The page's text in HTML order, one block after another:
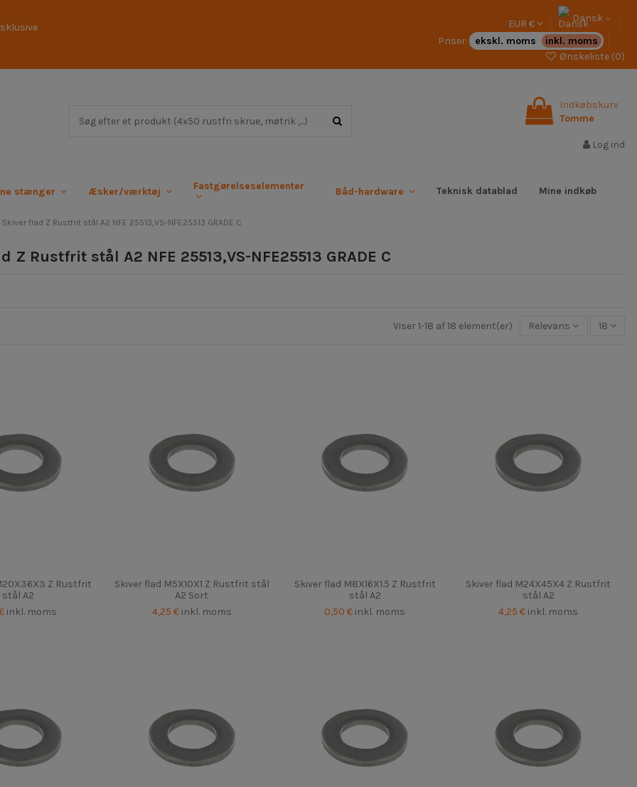
EUR €
Dansk
Priser:
ekskl. moms
inkl. moms
Ønskeliste (0)
Indkøbskurv
Tomme
Log ind
stænger Æsker/værktøj Fastgørelseselementer Båd-hardware Teknisk datablad Mine indkøb
Skiver flad Z Rustfrit stål A2 NFE 25513,VS-NFE25513 GRADE C
Z Rustfrit stål A2 NFE 25513,VS-NFE25513 GRADE C
Viser 1-18 af 18 element(er) Relevans 18
Z Rustfrit
stål A2
inkl. moms
Skiver flad M5X10X1 Z Rustfrit stål
A2 Sort
4,25 € inkl. moms
Skiver flad M8X16X1.5 Z Rustfrit
stål A2
0,50 € inkl. moms
Skiver flad M24X45X4 Z Rustfrit
stål A2
4,25 € inkl. moms